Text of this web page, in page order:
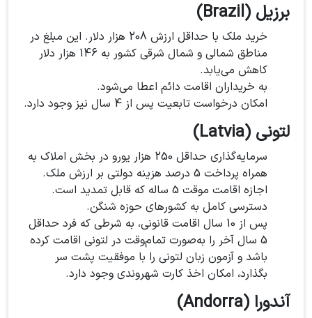
برزیل (Brazil)
خرید ملک با حداقل ارزش 208 هزار دلار. این مبلغ در
مناطق شمالی و شمال شرقی کشور به 146 هزار دلار
کاهش می‌یابد.
به خریداران اقامت دائم اعطا می‌شود.
امکان درخواست تابعیت پس از 4 سال نیز وجود دارد.
لتونی (Latvia)
سرمایه‌گذاری حداقل 250 هزار یورو در بخش املاک به
همراه پرداخت 5 درصد هزینه دولتی بر ارزش ملک.
اجازه اقامت موقت 5 ساله که قابل تمدید است.
دسترسی کامل به کشورهای حوزه شنگن.
پس از 10 سال اقامت قانونی، به شرطی که فرد حداقل
5 سال آخر را به‌صورت تمام‌وقت در لتونی اقامت کرده
باشد و آزمون زبان لتونی را با موفقیت پشت سر
بگذارد، امکان اخذ کارت شهروندی وجود دارد.
آندورا (Andorra)